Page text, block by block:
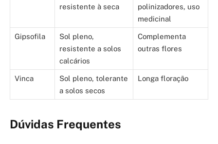
resistente à seca
polinizadores, uso
medicinal
Gipsofila
Sol pleno,
resistente a solos
calcários
Complementa
outras flores
Vinca
Sol pleno, tolerante
a solos secos
Longa floração
Dúvidas Frequentes